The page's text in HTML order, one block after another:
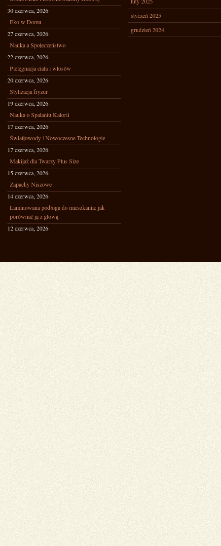
30 czerwca, 2026
Eko w Domu
27 czerwca, 2026
Nauka a Społeczeństwo
22 czerwca, 2026
Pielęgnacja ciała i włosów
20 czerwca, 2026
Stylizacja fryzur
19 czerwca, 2026
Nauka o Spalaniu Kalorii
17 czerwca, 2026
Światłowody i Nowoczesne Technologie
17 czerwca, 2026
Makijaż dla Twarzy Plus Size
15 czerwca, 2026
Zapachy Niszowe
14 czerwca, 2026
Laminowana podłoga do mieszkania: jak
porównać ją z głową
12 czerwca, 2026
styczeń 2025
grudzień 2024